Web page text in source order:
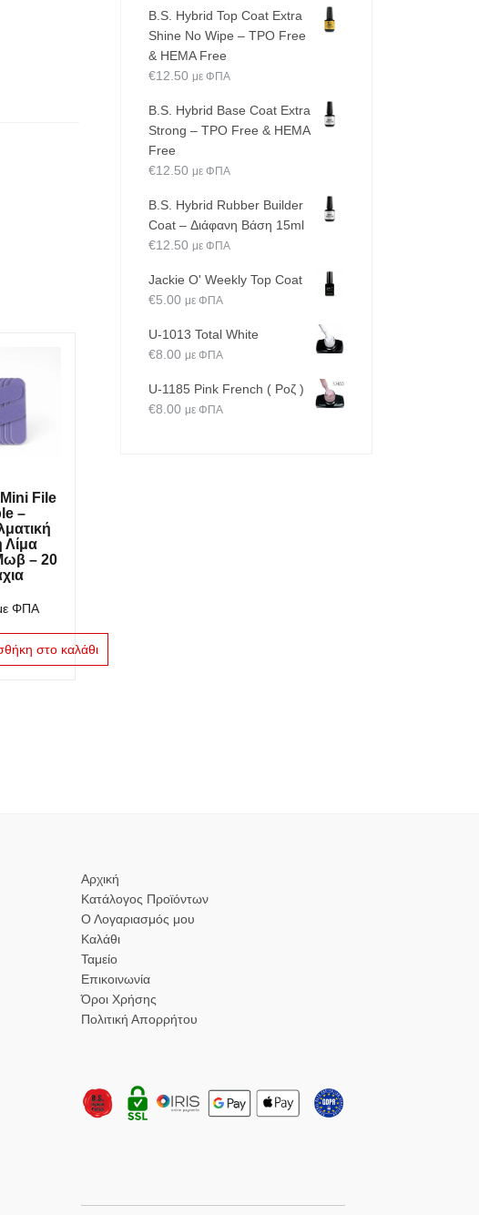
File
–
Λίμα
– 20
ΦΠΑ
στο καλάθι
B.S. Hybrid Top Coat Extra
Shine No Wipe – TPO Free
& HEMA Free
€12.50 με ΦΠΑ
B.S. Hybrid Base Coat Extra
Strong – TPO Free & HEMA
Free
€12.50 με ΦΠΑ
B.S. Hybrid Rubber Builder
Coat – Διάφανη Βάση 15ml
€12.50 με ΦΠΑ
Jackie O' Weekly Top Coat
€5.00 με ΦΠΑ
U-1013 Total White
€8.00 με ΦΠΑ
U-1185 Pink French ( Ροζ )
€8.00 με ΦΠΑ
Αρχική
Κατάλογος Προϊόντων
Ο Λογαριασμός μου
Καλάθι
Ταμείο
Επικοινωνία
Όροι Χρήσης
Πολιτική Απορρήτου